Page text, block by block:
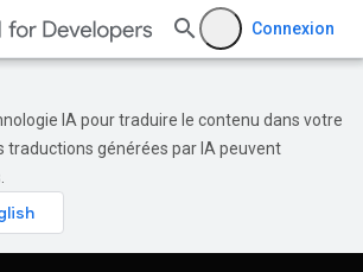
Connexion
IA pour traduire le contenu dans votre
traductions générées par IA peuvent